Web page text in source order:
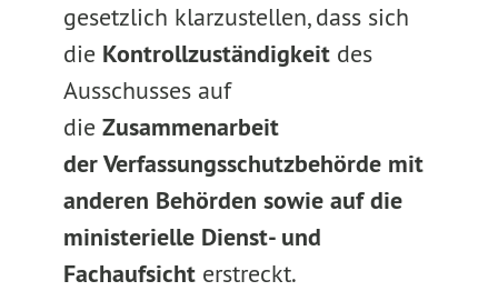
gesetzlich klarzustellen, dass sich
die Kontrollzuständigkeitdes
Ausschusses auf
die Zusammenarbeit
der Verfassungsschutzbehörde mit
anderen Behörden sowie auf die
ministerielle Dienst- und
Fachaufsicht erstreckt.